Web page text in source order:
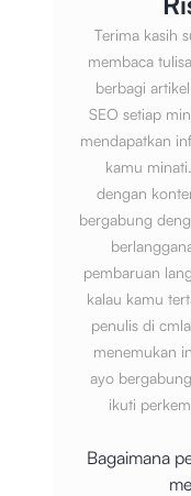
Terima kasih
membaca
berbagi
SEO setiap
mendapatkan
kamu
dengan
bergabung
pembaruan
kalau kamu
penulis di
menemukan
ayo
ikuti
Bagaimana